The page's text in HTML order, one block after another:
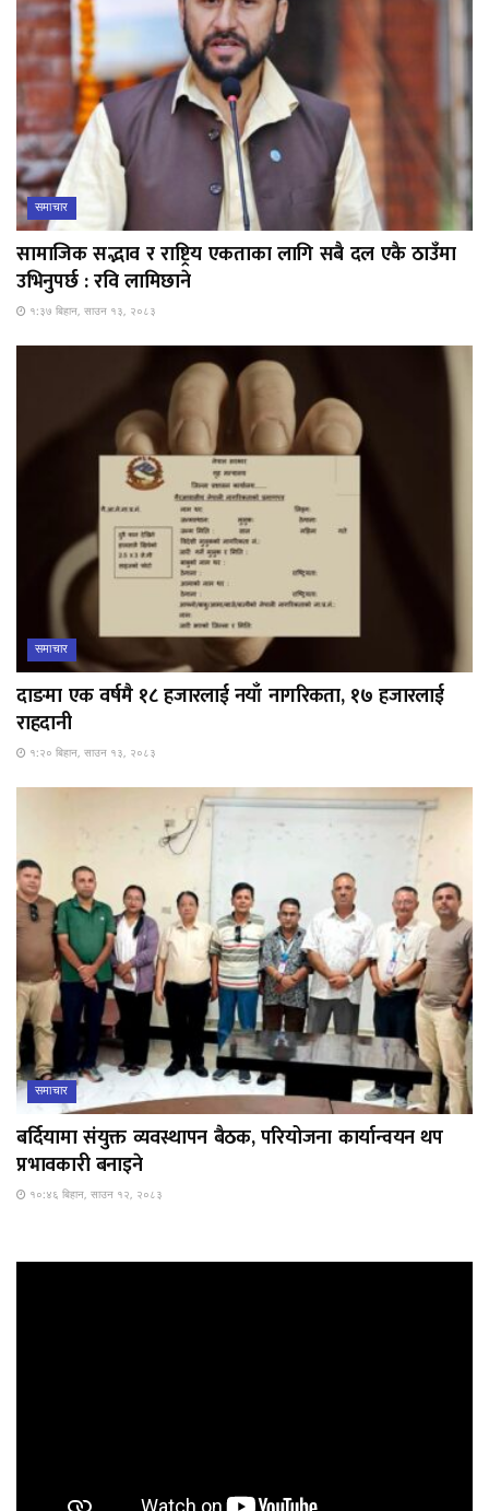
समाचार
सामाजिक सद्भाव र राष्ट्रिय एकताका लागि सबै दल एकै ठाउँमा
उभिनुपर्छ : रवि लामिछाने
१:३७ बिहान, साउन १३, २०८३
समाचार
दाङमा एक वर्षमै १८ हजारलाई नयाँ नागरिकता, १७ हजारलाई
राहदानी
१:२० बिहान, साउन १३, २०८३
समाचार
बर्दियामा संयुक्त व्यवस्थापन बैठक, परियोजना कार्यान्वयन थप
प्रभावकारी बनाइने
१०:४६ बिहान, साउन १२, २०८३